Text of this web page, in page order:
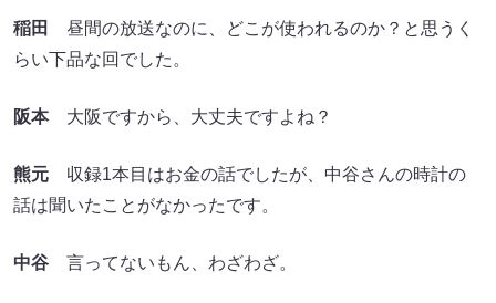
稲田
昼間の放送なのに、どこが使われるのか？と思うく
らい下品な回でした。
阪本大阪ですから、大丈夫ですよね？
熊元 収録1本目はお金の話でしたが、中谷さんの時計の
話は聞いたことがなかったです。
中谷 言ってないもん、わざわざ。